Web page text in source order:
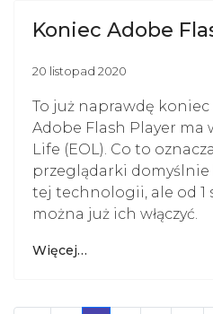
Koniec Adobe
20 listopad 2020
To już naprawdę koniec
Adobe Flash Player ma
Life (EOL). Co to
przeglądarki domyślnie
tej technologii, ale od 1
można już ich włączyć.
Więcej…